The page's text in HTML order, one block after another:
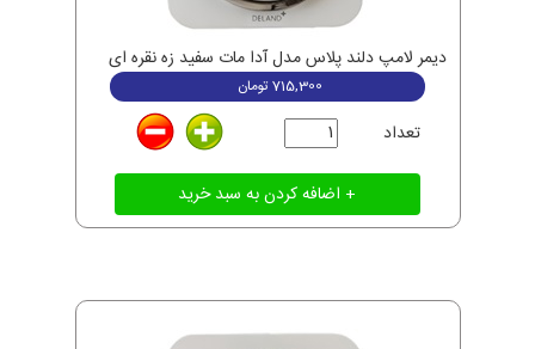
دیمر لامپ دلند پلاس مدل آدا مات سفید زه نقره ای
715,300 تومان
تعداد